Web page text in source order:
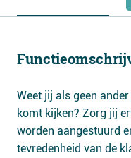
Weet jij als geen
komt kijken? Zorg jij
worden aangestuurd
tevredenheid van de